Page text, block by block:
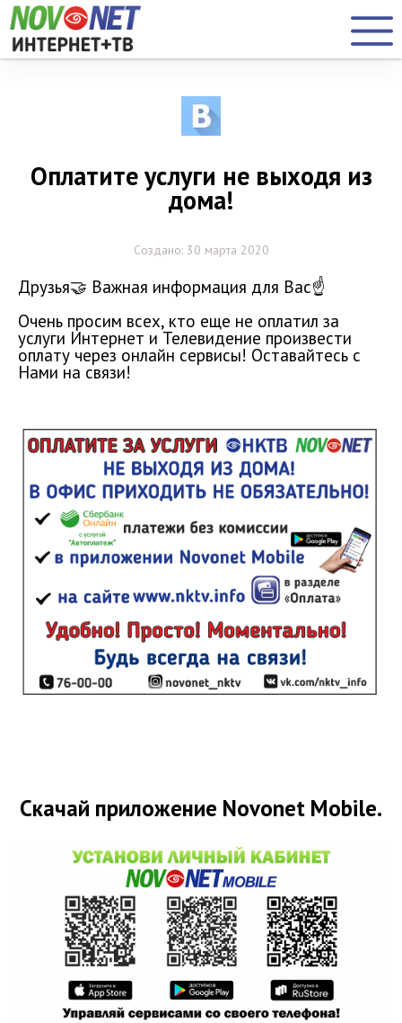
Оплатите услуги не выходя из
дома!
Создано: 30 марта 2020
Друзья🤝 Важная информация для Вас☝️
Очень просим всех, кто еще не оплатил за
услуги Интернет и Телевидение произвести
оплату через онлайн сервисы! Оставайтесь с
Нами на связи!
Скачай приложение Novonet Mobile.